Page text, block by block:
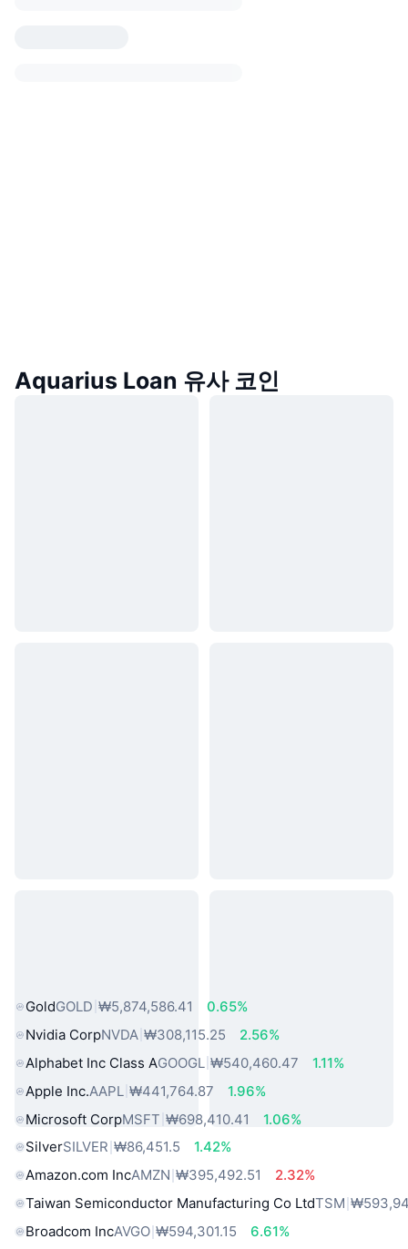
Aquarius Loan 유사 코인
GoldGOLD ₩5,874,586.41
0.65%
Nvidia CorpNVDA ₩308,115.25
2.56%
Alphabet Inc Class AGOOGL ₩540,460.47
1.11%
Apple Inc.AAPL ₩441,764.87
1.96%
Microsoft CorpMSFT ₩698,410.41
1.06%
SilverSILVER ₩86,451.5
1.42%
Amazon.com IncAMZN ₩395,492.51
2.32%
Taiwan Semiconductor Manufacturing Co LtdTSM
Broadcom IncAVGO ₩594,301.15
6.61%